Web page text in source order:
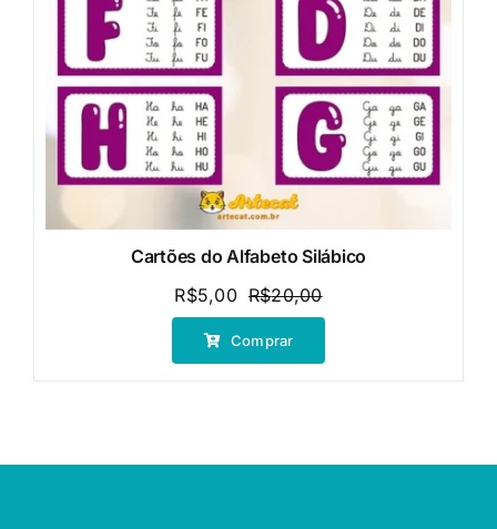
Cartões do Alfabeto Silábico
R$20,00O
preço
era:
R$5,00
O
preço
é:
Comprar